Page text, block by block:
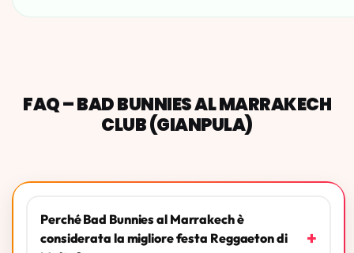
FAQ – BAD BUNNIES AL MARRAKECH
CLUB (GIANPULA)
Perché Bad Bunnies al Marrakech è
considerata la migliore festa Reggaeton di
+